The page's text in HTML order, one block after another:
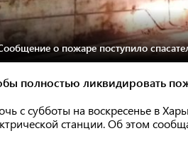
о пожаре поступило
полностью ликвидировать
с субботы на воскресенье в
станции. Об этом